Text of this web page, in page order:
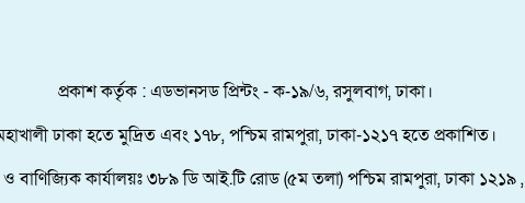
প্রকাশ কর্তৃক : এডভানসড প্রিন্টং - ক-১৯/৬, রসুলবাগ, ঢাকা।
ঢাকা হতে মুদ্রিত এবং ১৭৮, পশ্চিম রামপুরা, ঢাকা-১২১৭ হতে প্রকাশিত।
ও বাণিজ্যিক কার্যালয়ঃ ৩৮৯ ডি আই.টি রোড (৫ম তলা) পশ্চিম রামপুরা, ঢাকা ১২১৯ ,